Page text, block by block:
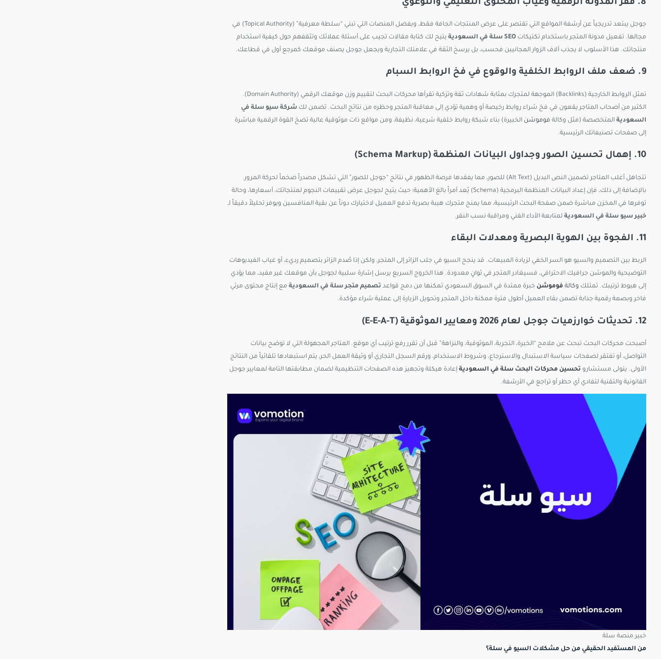
8. فقر المدونة الرقمية وغياب المحتوى التعليمي والتوعوي
جوجل يبتعد تدريجياً عن أرشفة المواقع التي تقتصر على عرض المنتجات الجافة فقط، ويفضل المنصات التي تبني “سلطة معرفية” (Topical Authority) في
مجالها. تفعيل مدونة المتجر باستخدام تكتيكات SEO سلة في السعودية
يتيح لك كتابة مقالات تجيب على أسئلة عملائك وتثقفهم حول كيفية استخدام
منتجاتك. هذا الأسلوب لا يجذب آلاف الزوار المجانيين فحسب، بل يرسخ الثقة في علامتك التجارية ويجعل جوجل يصنف موقعك كمرجع أول في قطاعك.
9. ضعف ملف الروابط الخلفية والوقوع في فخ الروابط السبام
تمثل الروابط الخارجية (Backlinks) الموجهة لمتجرك بمثابة شهادات ثقة وتزكية تقرأها محركات البحث لتقييم وزن موقعك الرقمي (Domain Authority).
الكثير من أصحاب المتاجر يقعون في فخ شراء روابط رخيصة أو وهمية تؤدي إلى معاقبة المتجر وحظره من نتائج البحث. تضمن لك شركة سيو سلة في
السعودية المتخصصة (مثل وكالة فوموشن الخبيرة) بناء شبكة روابط خلفية شرعية، نظيفة، ومن مواقع ذات موثوقية عالية تضخ القوة الرقمية مباشرة
إلى صفحات تصنيفاتك الرئيسية.
10. إهمال تحسين الصور وجداول البيانات المنظمة (Schema Markup)
تتجاهل أغلب المتاجر تضمين النص البديل (Alt Text) للصور، مما يفقدها فرصة الظهور في نتائج “جوجل للصور” التي تشكل مصدراً ضخماً لحركة المرور.
بالإضافة إلى ذلك، فإن إعداد البيانات المنظمة البرمجية (Schema) يُعد أمراً بالغ الأهمية؛ حيث يتيح لجوجل عرض تقييمات النجوم لمنتجاتك، أسعارها، وحالة
توفرها في المخزن مباشرة ضمن صفحة البحث الرئيسية، مما يمنح متجرك هيبة بصرية تدفع العميل لاختيارك دوناً عن بقية المنافسين ويوفر تحليلاً دقيقاً لـ
خبير سيو سلة في السعودية لمتابعة الأداء الفني ومراقبة نسب النقر.
11. الفجوة بين الهوية البصرية ومعدلات البقاء
الربط بين التصميم والسيو هو السر الخفي لزيادة المبيعات. قد ينجح السيو في جلب الزائر إلى المتجر، ولكن إذا صُدم الزائر بتصميم رديء، أو غياب الفيديوهات
التوضيحية والموشن جرافيك الاحترافي، فسيغادر المتجر في ثوانٍ معدودة. هذا الخروج السريع يرسل إشارة سلبية لجوجل بأن موقعك غير مفيد، مما يؤدي
إلى هبوط ترتيبك. تمتلك وكالة فوموشن خبرة ممتدة في السوق السعودي تمكنها من دمج قواعد تصميم متجر سلة في السعودية مع إنتاج محتوى مرئي
فاخر وبصمة رقمية جذابة تضمن بقاء العميل أطول فترة ممكنة داخل المتجر وتحويل الزيارة إلى عملية شراء مؤكدة.
12. تحديثات خوارزميات جوجل لعام 2026 ومعايير الموثوقية (E-E-A-T)
أصبحت محركات البحث تبحث عن ملامح “الخبرة، التجربة، الموثوقية، والنزاهة” قبل أن تقرر رفع ترتيب أي موقع. المتاجر المجهولة التي لا توضح بيانات
التواصل، أو تفتقر لصفحات سياسة الاستبدال والاسترجاع، وشروط الاستخدام، ورقم السجل التجاري أو وثيقة العمل الحر، يتم استبعادها تلقائياً من النتائج
الأولى. يتولى مستشارو تحسين محركات البحث سلة في السعودية إعادة هيكلة وتجهيز هذه الصفحات التنظيمية لضمان مطابقتها التامة لمعايير جوجل
القانونية والتقنية لتفادي أي حظر أو تراجع في الأرشفة.
خبير منصة سلة
من المستفيد الحقيقي من حل مشكلات السيو في سلة؟